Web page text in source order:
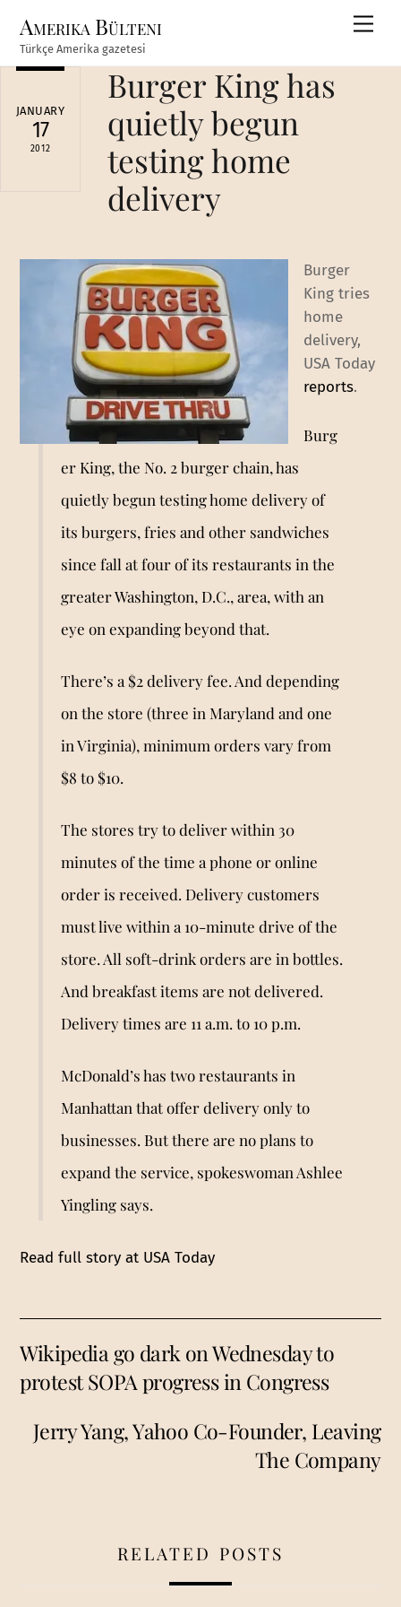
content
Amerika Bülteni
Türkçe Amerika gazetesi
JANUARY
17
2012
Burger King has
quietly begun
testing home
delivery
Burger
King tries
home
delivery,
USA Today
reports.
Burg
er King, the No. 2 burger chain, has
quietly begun testing home delivery of
its burgers, fries and other sandwiches
since fall at four of its restaurants in the
greater Washington, D.C., area, with an
eye on expanding beyond that.
There’s a $2 delivery fee. And depending
on the store (three in Maryland and one
in Virginia), minimum orders vary from
$8 to $10.
The stores try to deliver within 30
minutes of the time a phone or online
order is received. Delivery customers
must live within a 10-minute drive of the
store. All soft-drink orders are in bottles.
And breakfast items are not delivered.
Delivery times are 11 a.m. to 10 p.m.
McDonald’s has two restaurants in
Manhattan that offer delivery only to
businesses. But there are no plans to
expand the service, spokeswoman Ashlee
Yingling says.
Read full story at USA Today
Wikipedia go dark on Wednesday to
protest SOPA progress in Congress
Jerry Yang, Yahoo Co-Founder, Leaving
The Company
RELATED POSTS